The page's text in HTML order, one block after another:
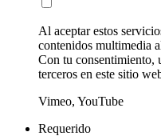
Al aceptar estos
contenidos multimedia
Con tu consentimiento,
terceros en este sitio
Vimeo, YouTube
Requerido